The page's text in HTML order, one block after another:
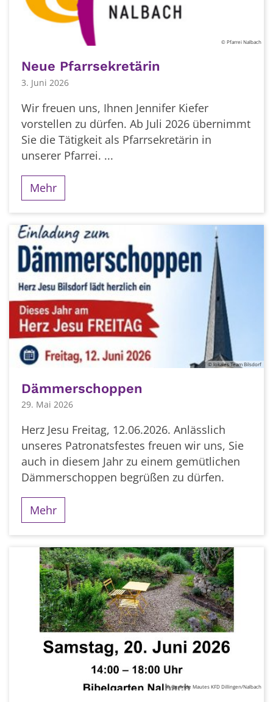
© Pfarrei Nalbach
Neue Pfarrsekretärin
3. Juni 2026
Wir freuen uns, Ihnen Jennifer Kiefer
vorstellen zu dürfen. Ab Juli 2026 übernimmt
Sie die Tätigkeit als Pfarrsekretärin in
unserer Pfarrei. ...
Mehr
© lokales Team Bilsdorf
Dämmerschoppen
29. Mai 2026
Herz Jesu Freitag, 12.06.2026. Anlässlich
unseres Patronatsfestes freuen wir uns, Sie
auch in diesem Jahr zu einem gemütlichen
Dämmerschoppen begrüßen zu dürfen.
Mehr
© Gerlinde Mautes KFD Dillingen/Nalbach